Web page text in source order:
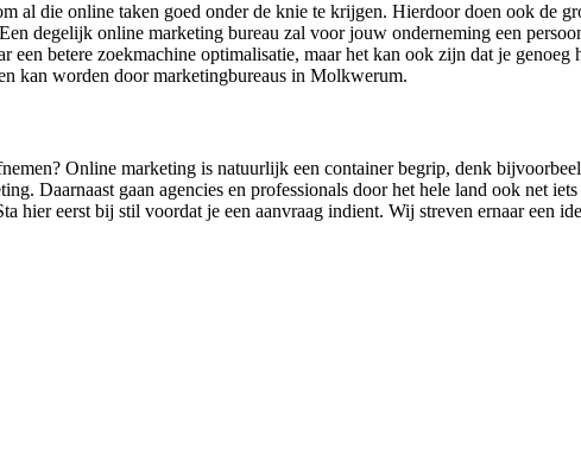
al die online taken goed onder de knie te krijgen. Hierdoor doen ook de
degelijk online marketing bureau zal voor jouw onderneming een
een betere zoekmachine optimalisatie, maar het kan ook zijn dat je
kan worden door marketingbureaus in Molkwerum.
Online marketing is natuurlijk een container begrip, denk
Daarnaast gaan agencies en professionals door het hele land ook net
hier eerst bij stil voordat je een aanvraag indient. Wij streven ernaar een